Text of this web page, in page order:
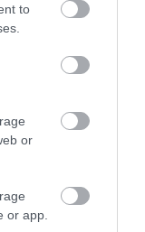
to
or
or app.
A félretett
között.
elosztva a